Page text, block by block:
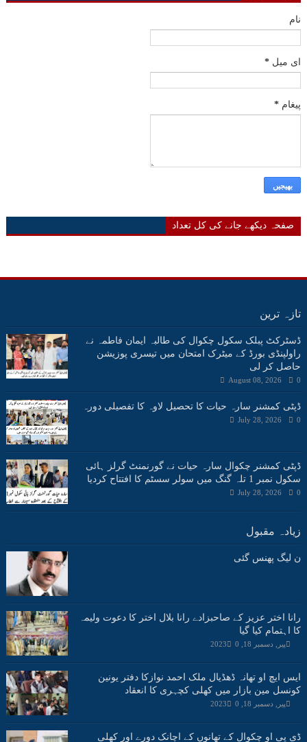
نام
ای میل *
پیغام *
صفحہ دیکھے جانے کی کل تعداد
تازہ ترین
ڈسٹرکٹ پبلک سکول چکوال کی طالبہ ایمان فاطمہ نے
راولپنڈی بورڈ کے میٹرک امتحان میں تیسری پوزیشن
حاصل کر لی
August 08, 2026 0
ڈپٹی کمشنر سارہ حیات کا تحصیل لاوہ کا تفصیلی دورہ
July 28, 2026 0
ڈپٹی کمشنر چکوال سارہ حیات نے گورنمنٹ گرلز ہائی
سکول نمبر 1 تلہ گنگ میں سولر سسٹم کا افتتاح کردیا
July 28, 2026 0
زیادہ مقبول
ن لیگ پھنس گئی
رانا اختر عزیز کے صاحبزادے رانا بلال اختر کا دعوت ولیمہ
کا اہتمام کیا گیا
پیر, دسمبر 18, 2023 0
ایس ایچ او تھانہ ڈھڈیال ملک احمد نوازکا دفتر یونین
کونسل مین بازار میں کھلی کچہری کا انعقاد
پیر, دسمبر 18, 2023 0
ڈی پی او چکوال کے تھانوں کے اچانک دورے اور کھلی